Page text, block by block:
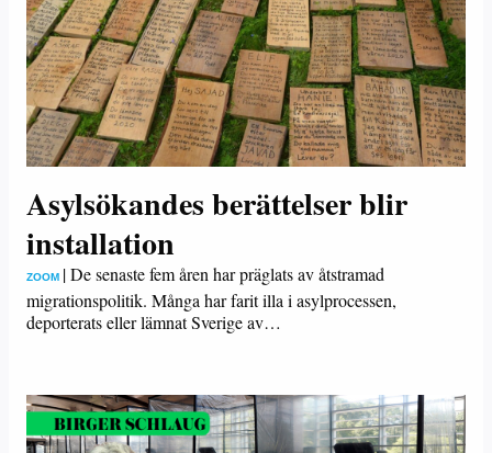
Asylsökandes berättelser blir
installation
ZOOM |De senaste fem åren har präglats av åtstramad
migrationspolitik. Många har farit illa i asylprocessen,
deporterats eller lämnat Sverige av…